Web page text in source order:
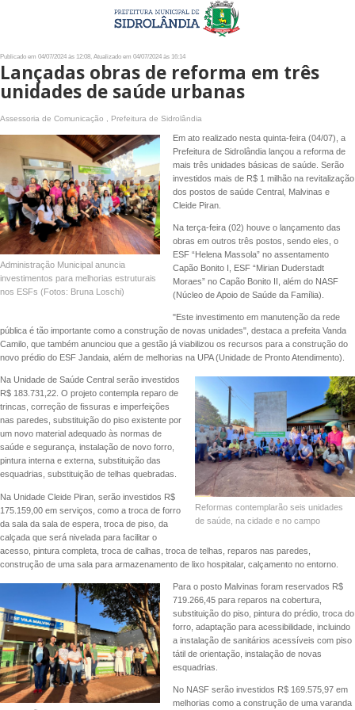
Publicado em 04/07/2024 às 12:08, Atualizado em 04/07/2024 às 16:14
Lançadas obras de reforma em três
unidades de saúde urbanas
Assessoria de Comunicação , Prefeitura de Sidrolândia
Administração Municipal anuncia
investimentos para melhorias estruturais
nos ESFs (Fotos: Bruna Loschi)
Em ato realizado nesta quinta-feira (04/07), a
Prefeitura de Sidrolândia lançou a reforma de
mais três unidades básicas de saúde. Serão
investidos mais de R$ 1 milhão na revitalização
dos postos de saúde Central, Malvinas e
Cleide Piran.
Na terça-feira (02) houve o lançamento das
obras em outros três postos, sendo eles, o
ESF “Helena Massola” no assentamento
Capão Bonito I, ESF “Mirian Duderstadt
Moraes” no Capão Bonito II, além do NASF
(Núcleo de Apoio de Saúde da Família).
"Este investimento em manutenção da rede
pública é tão importante como a construção de novas unidades", destaca a prefeita Vanda
Camilo, que também anunciou que a gestão já viabilizou os recursos para a construção do
novo prédio do ESF Jandaia, além de melhorias na UPA (Unidade de Pronto Atendimento).
Reformas contemplarão seis unidades
de saúde, na cidade e no campo
Na Unidade de Saúde Central serão investidos
R$ 183.731,22. O projeto contempla reparo de
trincas, correção de fissuras e imperfeições
nas paredes, substituição do piso existente por
um novo material adequado às normas de
saúde e segurança, instalação de novo forro,
pintura interna e externa, substituição das
esquadrias, substituição de telhas quebradas.
Na Unidade Cleide Piran, serão investidos R$
175.159,00 em serviços, como a troca de forro
da sala da sala de espera, troca de piso, da
calçada que será nivelada para facilitar o
acesso, pintura completa, troca de calhas, troca de telhas, reparos nas paredes,
construção de uma sala para armazenamento de lixo hospitalar, calçamento no entorno.
Para o posto Malvinas foram reservados R$
719.266,45 para reparos na cobertura,
substituição do piso, pintura do prédio, troca do
forro, adaptação para acessibilidade, incluindo
a instalação de sanitários acessíveis com piso
tátil de orientação, instalação de novas
esquadrias.
No NASF serão investidos R$ 169.575,97 em
melhorias como a construção de uma varanda